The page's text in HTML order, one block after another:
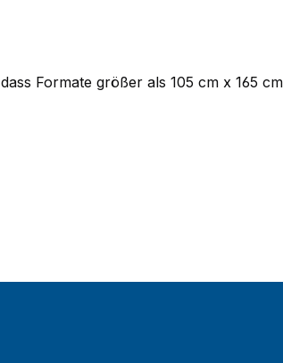
Formate größer als 105 cm x 165